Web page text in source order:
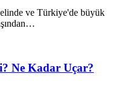
ve Türkiye'de büyük
Ne Kadar Uçar?